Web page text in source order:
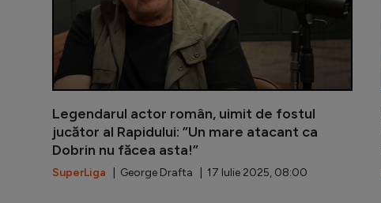
Legendarul actor român, uimit de fostul
jucător al Rapidului: ”Un mare atacant ca
Dobrin nu făcea asta!”
SuperLiga | George Drafta | 17 Iulie 2025, 08:00